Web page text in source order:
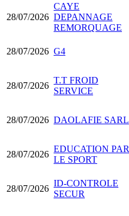
28/07/2026
CAYE
DEPANNAGE
REMORQUAGE
28/07/2026 G4
28/07/2026
T.T FROID
SERVICE
28/07/2026 DAOLAFIE SARL
28/07/2026
EDUCATION PAR
LE SPORT
28/07/2026
ID-CONTROLE
SECUR